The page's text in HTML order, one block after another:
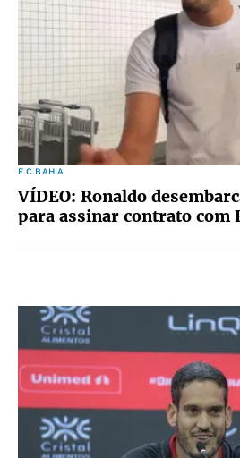
E.C.BAHIA
VÍDEO: Ronaldo
para assinar contrato com